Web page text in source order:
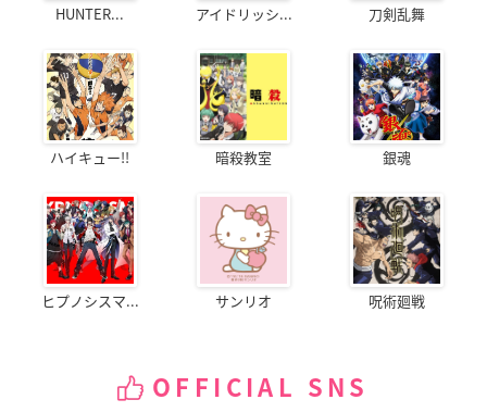
HUNTER... アイドリッシ... 刀剣乱舞
ハイキュー!! 暗殺教室 銀魂
ヒプノシスマ... サンリオ 呪術廻戦
OFFICIAL SNS